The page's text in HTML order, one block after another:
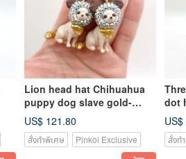
Lion head hat Chihuahua
puppy dog slave gold-
plated earrings decorated
with Swarovski crystals can
be customized colors
US$ 121.80
สั่งทำพิเศษ Pinkoi Exclusive
dot
สั่งท